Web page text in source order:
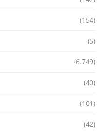
(154)
(5)
(6.749)
(40)
(101)
(42)